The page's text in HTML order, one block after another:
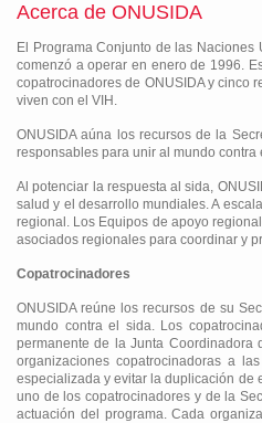
Acerca de ONUSIDA
El Programa Conjunto de las
comenzó a operar en enero de 1996.
copatrocinadores de ONUSIDA y cinco
viven con el VIH.
ONUSIDA aúna los recursos de la
responsables para unir al mundo contra
Al potenciar la respuesta al sida,
salud y el desarrollo mundiales. A
regional. Los Equipos de apoyo
asociados regionales para coordinar y
Copatrocinadores
ONUSIDA reúne los recursos de su
mundo contra el sida. Los
permanente de la Junta Coordinadora
organizaciones copatrocinadoras a
especializada y evitar la duplicación de
uno de los copatrocinadores y de la
actuación del programa. Cada